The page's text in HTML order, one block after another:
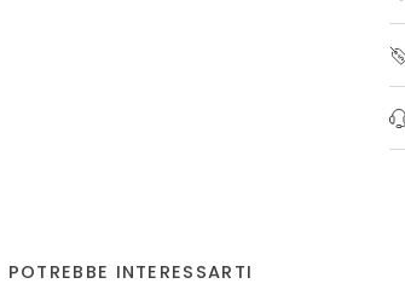
POTREBBE INTERESSARTI